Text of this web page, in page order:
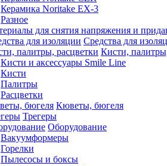
Керамика Noritake EX-3
Разное
Средства для
Кисти,
Кисти и аксессуары Smile Line
Кисти
Палитры
Расцветки
Кюветы, бюгеля
Трегеры
Оборудование
Вакуумформеры
Горелки
Пылесосы и боксы